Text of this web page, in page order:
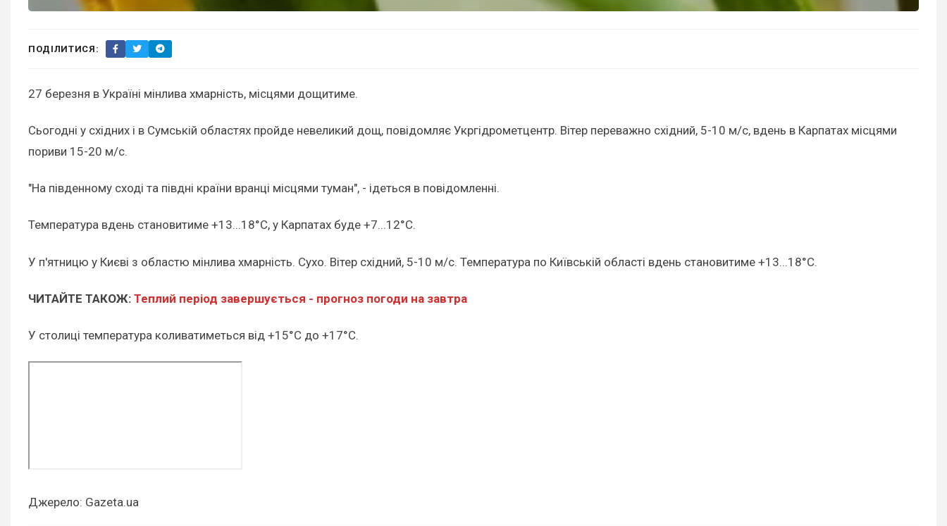
ПОДІЛИТИСЯ:
27 березня в Україні мінлива хмарність, місцями дощитиме.
Сьогодні у східних і в Сумській областях пройде невеликий дощ, повідомляє Укргідрометцентр. Вітер переважно східний, 5-10 м/с, вдень в Карпатах місцями
пориви 15-20 м/с.
"На південному сході та півдні країни вранці місцями туман", - ідеться в повідомленні.
Температура вдень становитиме +13...18°С, у Карпатах буде +7...12°С.
У п'ятницю у Києві з областю мінлива хмарність. Сухо. Вітер східний, 5-10 м/с. Температура по Київській області вдень становитиме +13...18°С.
ЧИТАЙТЕ ТАКОЖ: Теплий період завершується - прогноз погоди на завтра
У столиці температура коливатиметься від +15°С до +17°С.
Джерело: Gazeta.ua